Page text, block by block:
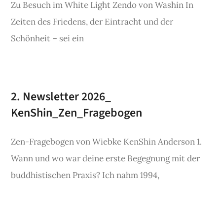
Spenden
Zu Besuch im White Light Zendo von Washin In
Zeiten des Friedens, der Eintracht und der
Schönheit – sei ein
2. Newsletter 2026_
KenShin_Zen_Fragebogen
Zen-Fragebogen von Wiebke KenShin Anderson 1.
Wann und wo war deine erste Begegnung mit der
buddhistischen Praxis? Ich nahm 1994,